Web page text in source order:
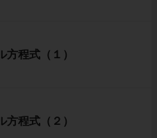
方程式（１）
方程式（２）